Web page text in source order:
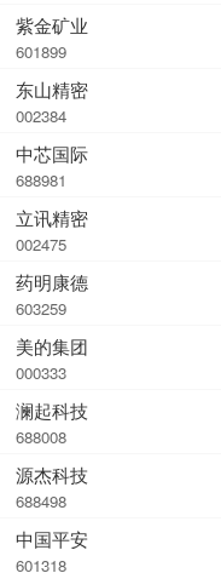
紫金矿业
601899
东山精密
002384
中芯国际
688981
立讯精密
002475
药明康德
603259
美的集团
000333
澜起科技
688008
源杰科技
688498
中国平安
601318